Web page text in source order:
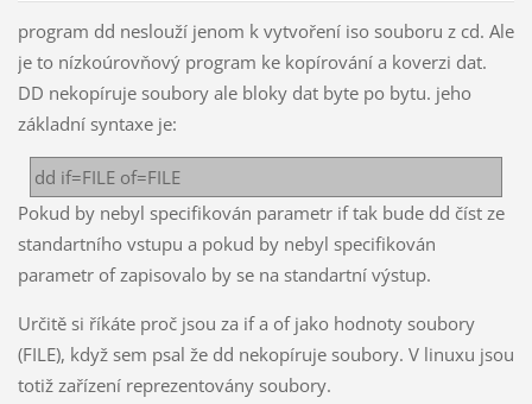
program dd neslouží jenom k vytvoření iso souboru z cd. Ale
je to nízkoúrovňový program ke kopírování a koverzi dat.
DD nekopíruje soubory ale bloky dat byte po bytu. jeho
základní syntaxe je:
dd if=FILE of=FILE
Pokud by nebyl specifikován parametr if tak bude dd číst ze
standartního vstupu a pokud by nebyl specifikován
parametr of zapisovalo by se na standartní výstup.
Určitě si říkáte proč jsou za if a of jako hodnoty soubory
(FILE), když sem psal že dd nekopíruje soubory. V linuxu jsou
totiž zařízení reprezentovány soubory.